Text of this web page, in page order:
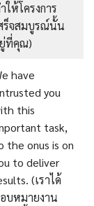
ให้โครงการ
ร็จสมบูรณ์นั้น
ที่คุณ)
have
you
this
task,
the onus is on
to deliver
(เราได้
บหมายงาน